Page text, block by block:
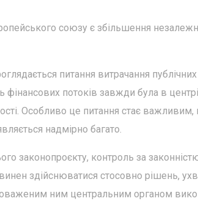
союзу є збільшення
питання витрачання
фінансових потоків завжди була в центрі
Особливо це питання стає важливим,
надмірно багато.
законопроєкту, контроль за
здійснюватися стосовно рішень,
ним центральним органом